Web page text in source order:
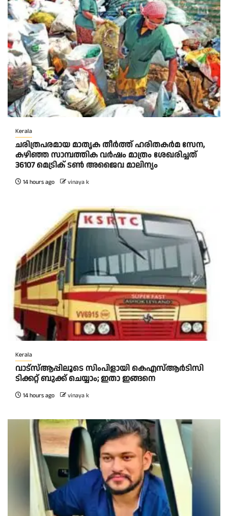
Kerala
ചരിത്രപരമായ മാതൃക തീര്‍ത്ത് ഹരിതകര്‍മ സേന,
കഴിഞ്ഞ സാമ്പത്തിക വര്‍ഷം മാത്രം ശേഖരിച്ചത്
36107 മെട്രിക് ടണ്‍ അജൈവ മാലിന്യം
14 hours ago vinaya k
Kerala
വാട്‌സ്ആപ്പിലൂടെ സിംപിളായി കെഎസ്ആര്‍ടിസി
ടിക്കറ്റ് ബുക്ക് ചെയ്യാം; ഇതാ ഇങ്ങനെ
14 hours ago vinaya k